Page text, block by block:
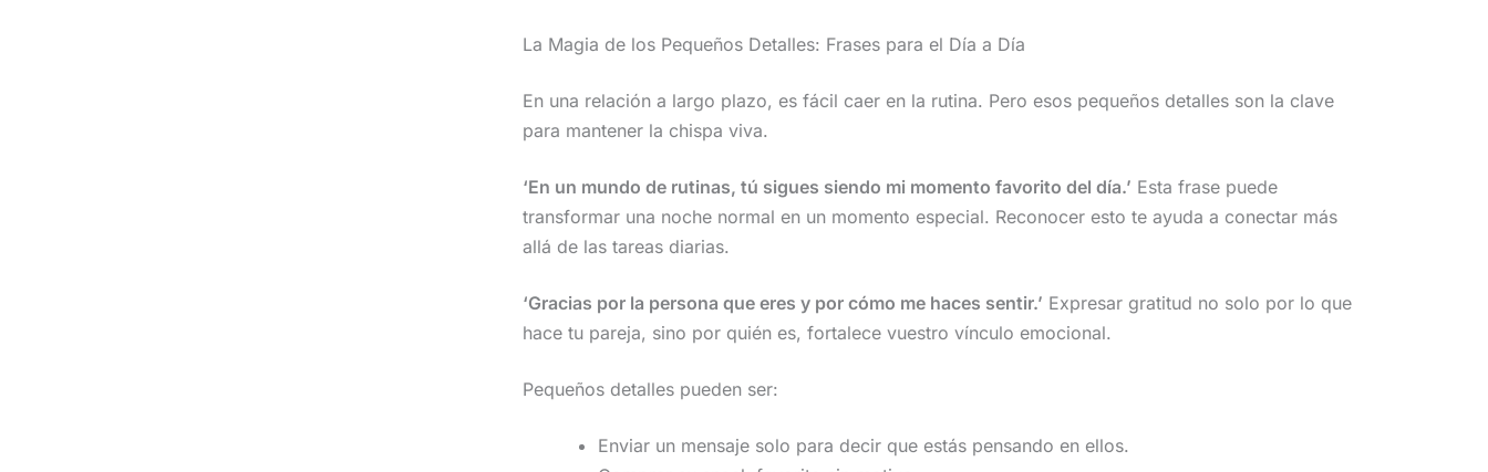
La Magia de los Pequeños Detalles: Frases para el Día a Día
En una relación a largo plazo, es fácil caer en la rutina. Pero esos pequeños detalles son la clave
para mantener la chispa viva.
‘En un mundo de rutinas, tú sigues siendo mi momento favorito del día.’ Esta frase puede
transformar una noche normal en un momento especial. Reconocer esto te ayuda a conectar más
allá de las tareas diarias.
‘Gracias por la persona que eres y por cómo me haces sentir.’ Expresar gratitud no solo por lo que
hace tu pareja, sino por quién es, fortalece vuestro vínculo emocional.
Pequeños detalles pueden ser:
Enviar un mensaje solo para decir que estás pensando en ellos.